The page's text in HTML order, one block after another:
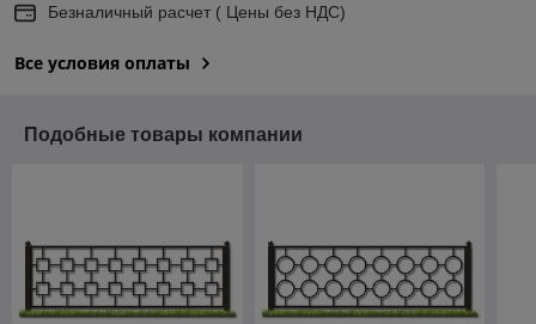
Безналичный расчет ( Цены без НДС)
Все условия оплаты
Подобные товары компании